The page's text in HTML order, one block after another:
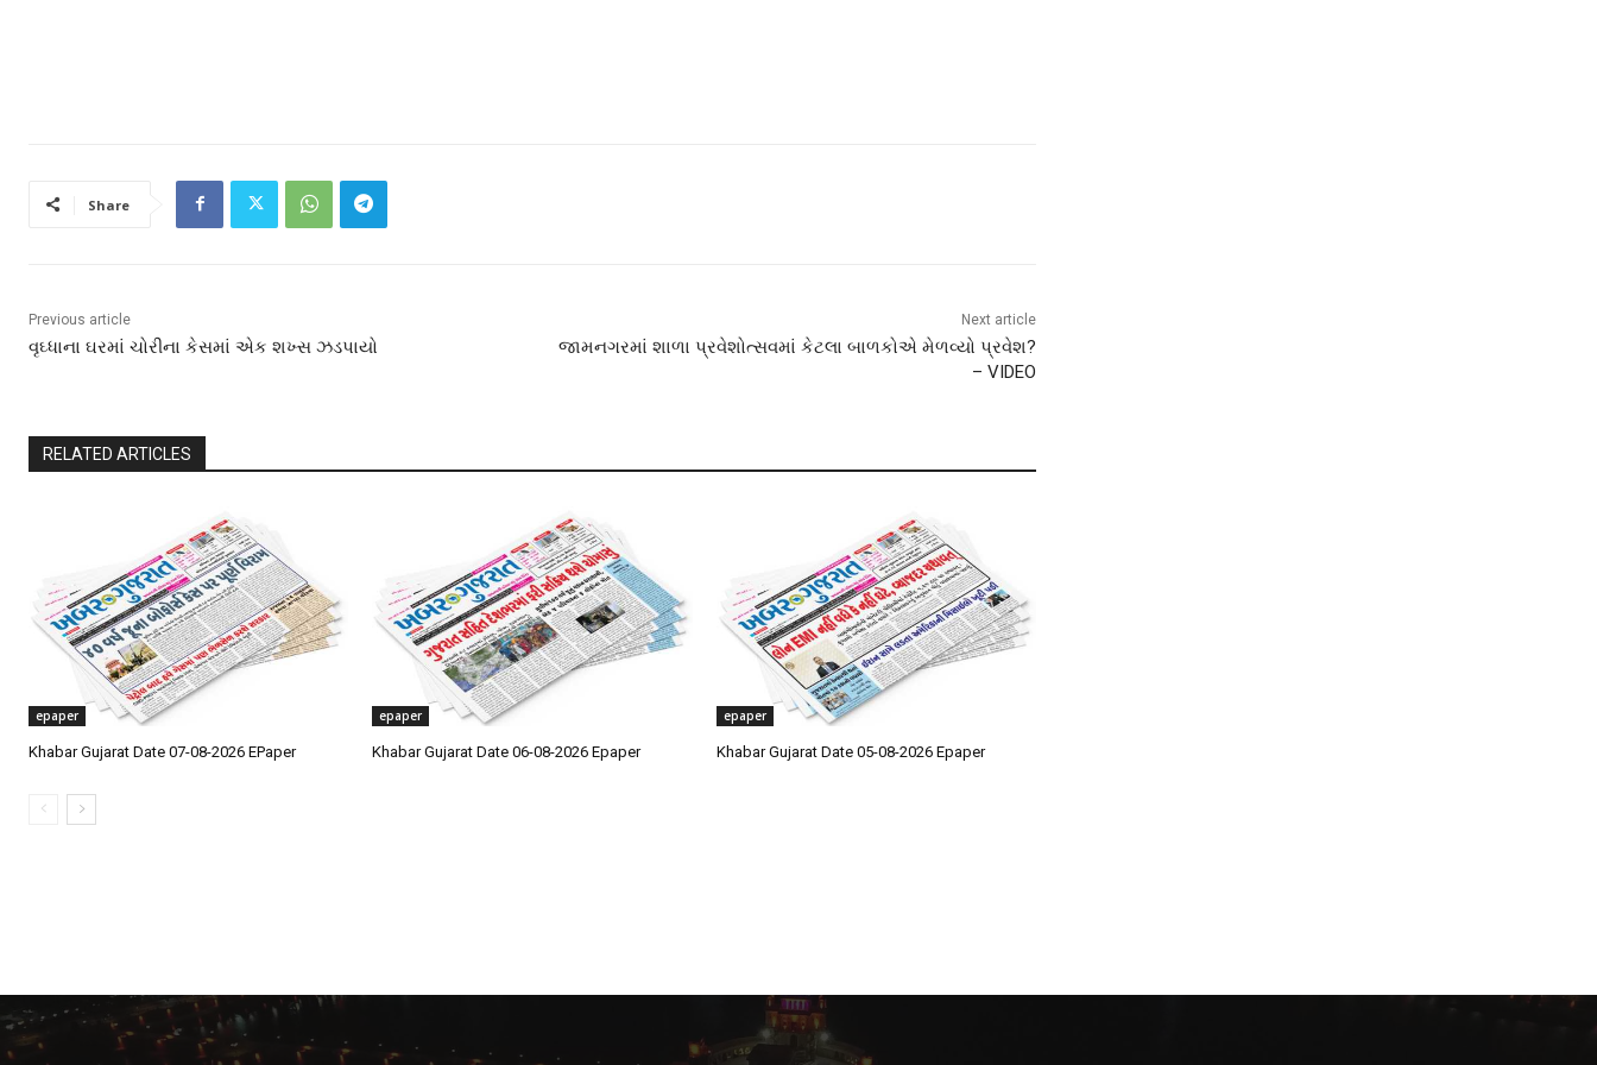
Share
Previous article
વૃઘ્ધાના ઘરમાં ચોરીના કેસમાં એક શખ્સ ઝડપાયો
Next article
જામનગરમાં શાળા પ્રવેશોત્સવમાં કેટલા બાળકોએ મેળવ્યો પ્રવેશ?
– VIDEO
RELATED ARTICLES
epaper
Khabar Gujarat Date 07-08-2026 EPaper
epaper
Khabar Gujarat Date 06-08-2026 Epaper
epaper
Khabar Gujarat Date 05-08-2026 Epaper